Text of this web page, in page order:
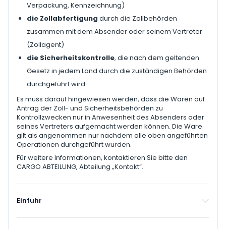
Verpackung, Kennzeichnung)
die Zollabfertigung durch die Zollbehörden
zusammen mit dem Absender oder seinem Vertreter
(Zollagent)
die Sicherheitskontrolle, die nach dem geltenden
Gesetz in jedem Land durch die zuständigen Behörden
durchgeführt wird
Es muss darauf hingewiesen werden, dass die Waren auf
Antrag der Zoll- und Sicherheitsbehörden zu
Kontrollzwecken nur in Anwesenheit des Absenders oder
seines Vertreters aufgemacht werden können. Die Ware
gilt als angenommen nur nachdem alle oben angeführten
Operationen durchgeführt wurden.
Für weitere Informationen, kontaktieren Sie bitte den
CARGO ABTEILUNG, Abteilung „Kontakt“.
Einfuhr